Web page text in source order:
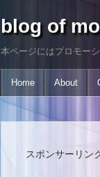
blog of
本ページにはプロモー
Home About
スポンサーリン